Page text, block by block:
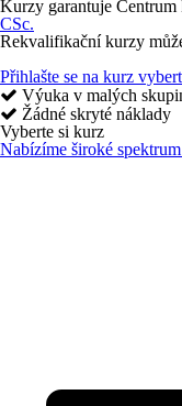
Kurzy garantuje Centrum
CSc.
Rekvalifikační kurzy
Přihlašte se na kurz
Výuka v malých
Žádné skryté náklady
Vyberte si kurz
Nabízíme široké